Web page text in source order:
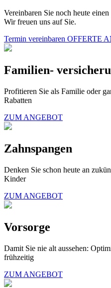
Vereinbaren Sie noch heute
Wir freuen uns auf Sie.
Termin vereinbaren OFFERTE
Familien-
Profitieren Sie als Familie oder
Rabatten
ZUM ANGEBOT
Zahnspangen
Denken Sie schon heute an
Kinder
ZUM ANGEBOT
Vorsorge
Damit Sie nie alt aussehen:
frühzeitig
ZUM ANGEBOT